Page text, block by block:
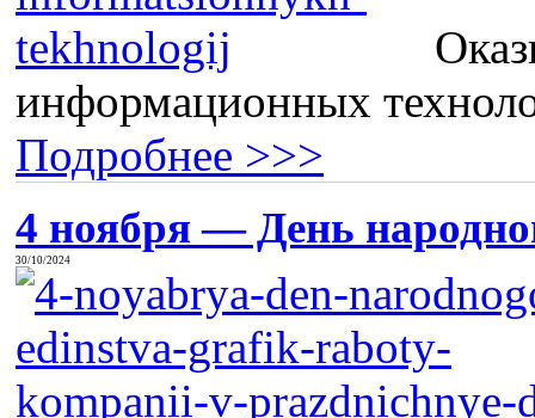
информационных
Подробнее >>>
4 ноября — День
30/10/2024